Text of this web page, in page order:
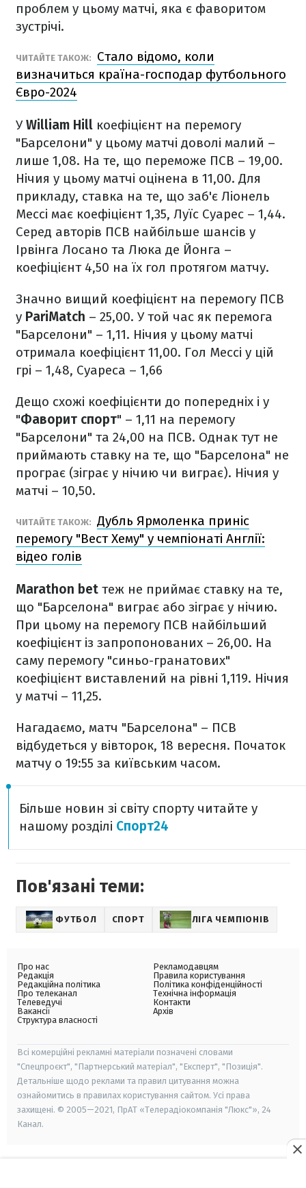
проблем у цьому матчі, яка є фаворитом
зустрічі.
ЧИТАЙТЕ ТАКОЖ:
Стало відомо, коли
визначиться країна-господар футбольного
Євро-2024
УWilliam Hill коефіцієнт на перемогу
"Барселони" у цьому матчі доволі малий –
лише 1,08. На те, що переможе ПСВ – 19,00.
Нічия у цьому матчі оцінена в 11,00. Для
прикладу, ставка на те, що заб'є Ліонель
Мессі має коефіцієнт 1,35, Луїс Суарес – 1,44.
Серед авторів ПСВ найбільше шансів у
Ірвінга Лосано та Люка де Йонга –
коефіцієнт 4,50 на їх гол протягом матчу.
Значно вищий коефіцієнт на перемогу ПСВ
у PariMatch – 25,00. У той час як перемога
"Барселони" – 1,11. Нічия у цьому матчі
отримала коефіцієнт 11,00. Гол Мессі у цій
грі – 1,48, Суареса – 1,66
Дещо схожі коефіцієнти до попередніх і у
"Фаворит спорт" – 1,11 на перемогу
"Барселони" та 24,00 на ПСВ. Однак тут не
приймають ставку на те, що "Барселона" не
програє (зіграє у нічию чи виграє). Нічия у
матчі – 10,50.
ЧИТАЙТЕ ТАКОЖ: Дубль Ярмоленка приніс
перемогу "Вест Хему" у чемпіонаті Англії:
відео голів
Marathon bet теж не приймає ставку на те,
що "Барселона" виграє або зіграє у нічию.
При цьому на перемогу ПСВ найбільший
коефіцієнт із запропонованих – 26,00. На
саму перемогу "синьо-гранатових"
коефіцієнт виставлений на рівні 1,119. Нічия
у матчі – 11,25.
Нагадаємо, матч "Барселона" – ПСВ
відбудеться у вівторок, 18 вересня. Початок
матчу о 19:55 за київським часом.
Більше новин зі світу спорту читайте у
нашому розділі Спорт24
Пов'язані теми:
ФУТБОЛ СПОРТ ЛІГА ЧЕМПІОНІВ
Про нас
Редакція
Редакційна політика
Про телеканал
Телеведучі
Вакансії
Структура власності
Рекламодавцям
Правила користування
Політика конфіденційності
Технічна інформація
Контакти
Архів
Всі комерційні рекламні матеріали позначені словами
"Спецпроєкт", "Партнерський матеріал", "Експерт", "Позиція".
Детальніше щодо реклами та правил цитування можна
ознайомитись в правилах користування сайтом. Усі права
захищені. © 2005—2021, ПрАТ «Телерадіокомпанія "Люкс"», 24
Канал.